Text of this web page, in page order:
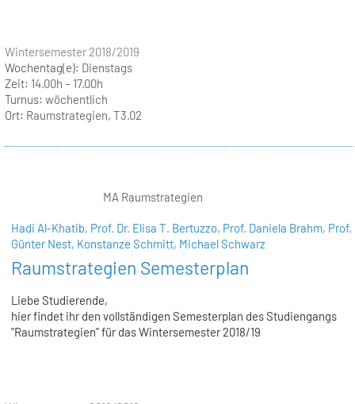
Wintersemester 2018/2019
Wochentag(e): Dienstags
Zeit: 14.00h – 17.00h
Turnus: wöchentlich
Ort: Raumstrategien, T3.02
MA Raumstrategien
Hadi Al-Khatib, Prof. Dr. Elisa T. Bertuzzo, Prof. Daniela Brahm, Prof.
Günter Nest, Konstanze Schmitt, Michael Schwarz
Raumstrategien Semesterplan
Liebe Studierende,
hier findet ihr den vollständigen Semesterplan des Studiengangs
"Raumstrategien" für das Wintersemester 2018/19